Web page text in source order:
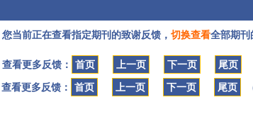
您当前正在查看指定期刊的致谢反馈， 切换查看全部期刊
查看更多反馈： 首页 上一页 下一页 尾页
查看更多反馈：
首页 上一页 下一页 尾页